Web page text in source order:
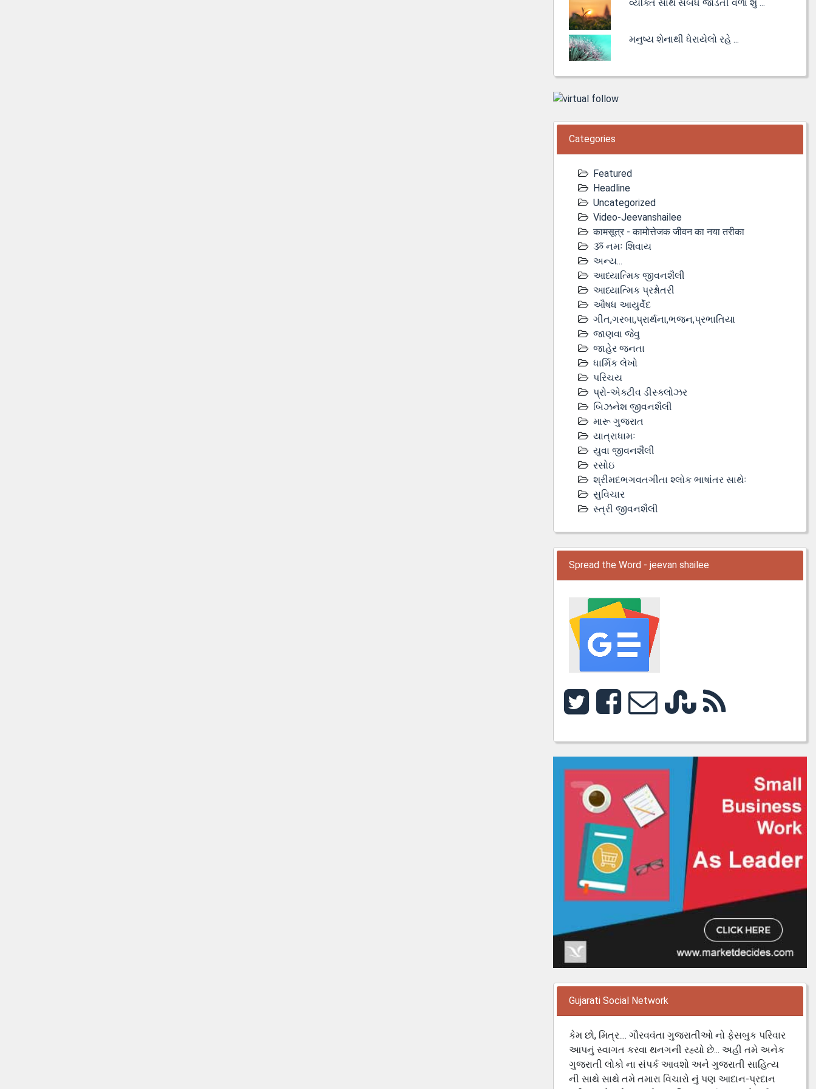
વ્યક્તિ સાથે સંબંધ જોડતી વેળા શું ...
મનુષ્ય શેનાથી ધેરાયેલો રહે ...
Categories
Featured
Headline
Uncategorized
Video-Jeevanshailee
कामसूत्र - कामोत्तेजक जीवन का नया तरीका
ૐ નમઃ શિવાય
અન્ય...
આધ્યાત્મિક જીવનશૈલી
આધ્યાત્મિક પ્રશ્નોતરી
ઔષધ આયુર્વેદ
ગીત,ગરબા,પ્રાર્થના,ભજન,પ્રભાતિયા
જાણવા જેવુ
જાહેર જનતા
ધાર્મિક લેખો
પરિચય
પ્રો-એક્ટીવ ડીસ્‍ક્લોઝર
બિઝનેશ જીવનશૈલી
મારૂ ગુજરાત
યાત્રાધામઃ
યુવા જીવનશૈલી
રસોઇ
શ્રીમદભગવતગીતા શ્લોક ભાષાંતર સાથેઃ
સુવિચાર
સ્ત્રી જીવનશૈલી
Spread the Word - jeevan shailee
Gujarati Social Network
કેમ છો, મિત્ર.... ગૌરવવંતા ગુજરાતીઓ નો ફેસબુક પરિવાર
આપનું સ્વાગત કરવા થનગની રહ્યો છે... અહી તમે અનેક
ગુજરાતી લોકો ના સંપર્ક આવશો અને ગુજરાતી સાહિત્ય
ની સાથે સાથે તમે તમારા વિચારો નું પણ આદાન-પ્રદાન